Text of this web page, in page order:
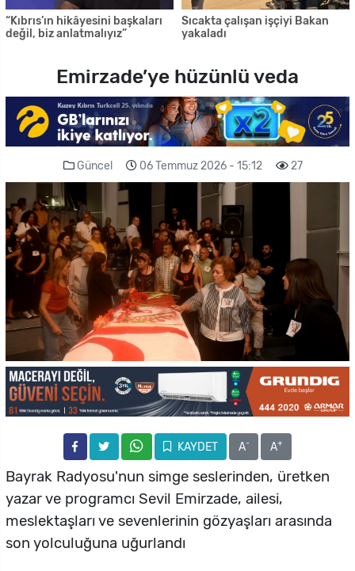
“Kıbrıs’ın hikâyesini başkaları
değil, biz anlatmalıyız”
Sıcakta çalışan işçiyi Bakan
yakaladı
Emirzade’ye hüzünlü veda
Güncel 06 Temmuz 2026 - 15:12 27
KAYDET A- A+
Bayrak Radyosu'nun simge seslerinden, üretken
yazar ve programcı Sevil Emirzade, ailesi,
meslektaşları ve sevenlerinin gözyaşları arasında
son yolculuğuna uğurlandı